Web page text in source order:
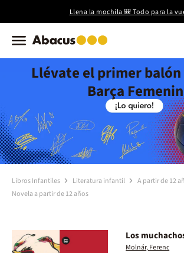
Llena la mochila 🎒 Todo para la
Llévate el primer
Barça
Libros Infantiles Literatura infantil
A partir de 12
Novela a partir de 12 años
Los
Molnár, Ferenc